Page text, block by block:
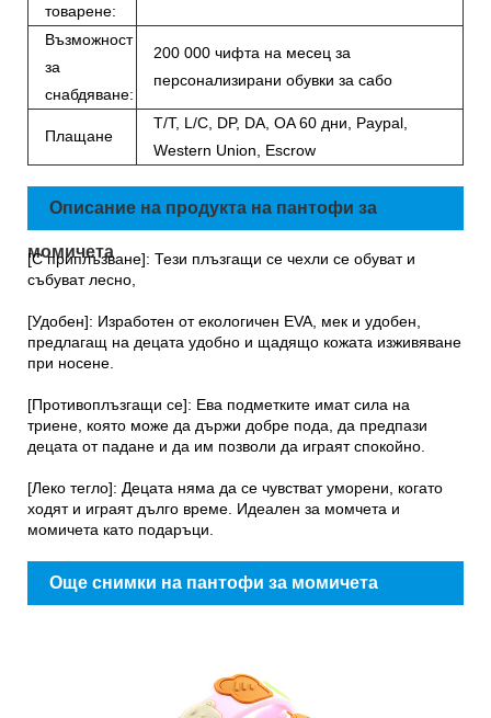
товарене:
Възможност
за
снабдяване:
200 000 чифта на месец за
персонализирани обувки за сабо
Плащане
T/T, L/C, DP, DA, OA 60 дни, Paypal,
Western Union, Escrow
Описание на продукта на пантофи за
момичета
[С приплъзване]: Тези плъзгащи се чехли се обуват и
събуват лесно,
[Удобен]: Изработен от екологичен EVA, мек и удобен,
предлагащ на децата удобно и щадящо кожата изживяване
при носене.
[Противоплъзгащи се]: Ева подметките имат сила на
триене, която може да държи добре пода, да предпази
децата от падане и да им позволи да играят спокойно.
[Леко тегло]: Децата няма да се чувстват уморени, когато
ходят и играят дълго време. Идеален за момчета и
момичета като подаръци.
Още снимки на пантофи за момичета